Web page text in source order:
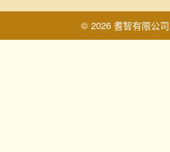
© 2026 耆智有限公